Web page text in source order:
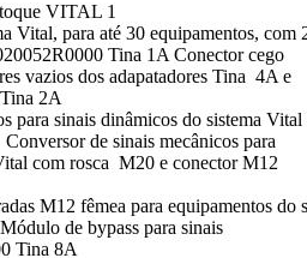
VITAL 1
Vital, para até 30 equipamentos, com
Tina 1A Conector cego
vazios dos adapatadores Tina 4A e
2A
para sinais dinâmicos do sistema
de sinais mecânicos para
com rosca M20 e conector M12
M12 fêmea para equipamentos do
de bypass para sinais
Tina 8A